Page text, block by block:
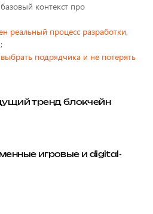
контекст про
реальный процесс разработки,
подрядчика и не потерять
тренд блокчейн
игровые и digital-